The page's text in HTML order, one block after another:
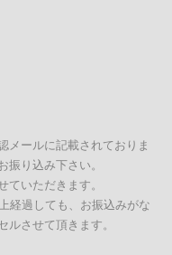
メールに記載されておりま
振り込み下さい。
ていただきます。
経過しても、お振込みがな
ルさせて頂きます。